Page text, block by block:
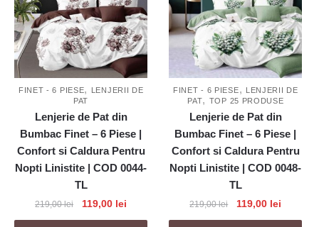
FINET - 6 PIESE,
LENJERII DE
PAT
Lenjerie de Pat din
Bumbac Finet – 6 Piese |
Confort si Caldura Pentru
Nopti Linistite | COD 0044-
TL
219,00lei
Prețul
inițial
119,00 lei
curent
FINET - 6 PIESE, LENJERII DE
PAT, TOP 25 PRODUSE
Lenjerie de Pat din
Bumbac Finet – 6 Piese |
Confort si Caldura Pentru
Nopti Linistite | COD 0048-
TL
219,00lei
Prețul
inițial
119,00 lei
curent